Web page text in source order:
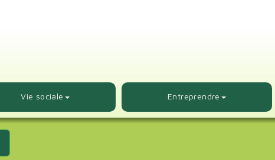
Vie sociale Entreprendre